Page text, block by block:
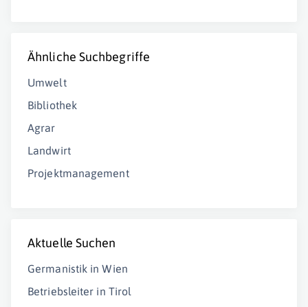
Ähnliche Suchbegriffe
Umwelt
Bibliothek
Agrar
Landwirt
Projektmanagement
Aktuelle Suchen
Germanistik in Wien
Betriebsleiter in Tirol